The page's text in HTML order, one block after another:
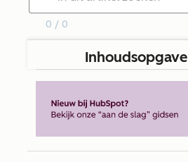
0 / 0
Inhoudsopgave